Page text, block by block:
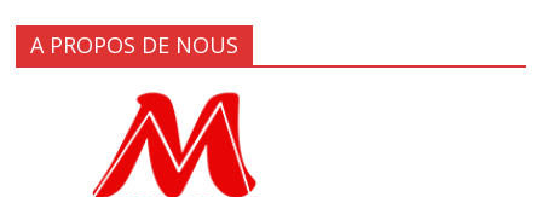
A PROPOS DE NOUS